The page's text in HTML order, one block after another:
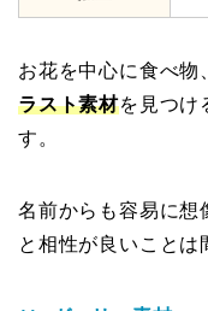
お花を中心に食べ物
ラスト素材を見つけ
す。
名前からも容易に想
と相性が良いことは